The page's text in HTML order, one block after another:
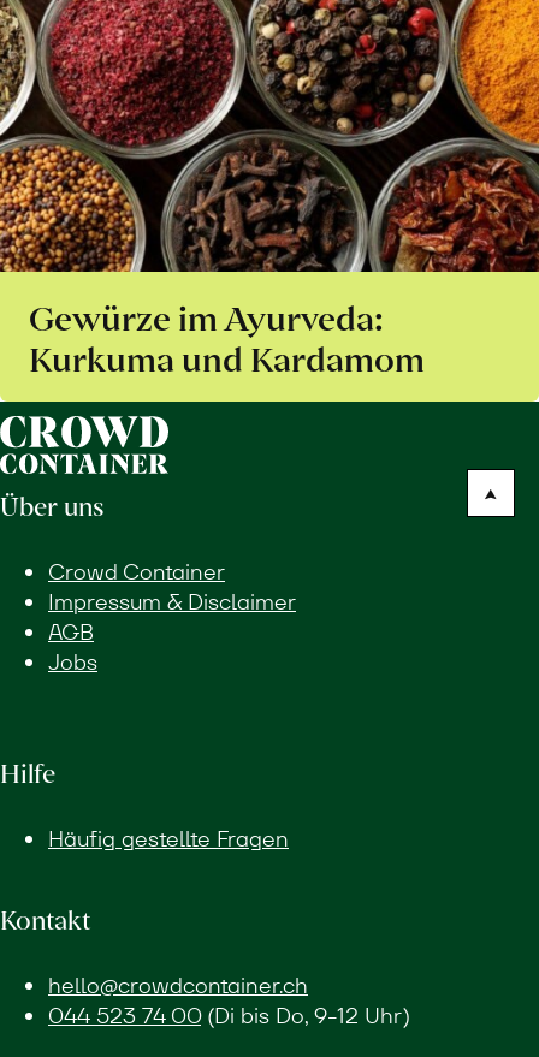
Gewürze im Ayurveda:
Kurkuma und Kardamom
Über uns
Crowd Container
Impressum & Disclaimer
AGB
Jobs
Hilfe
Häufig gestellte Fragen
Kontakt
hello@crowdcontainer.ch
044 523 74 00(Di bis Do, 9-12 Uhr)